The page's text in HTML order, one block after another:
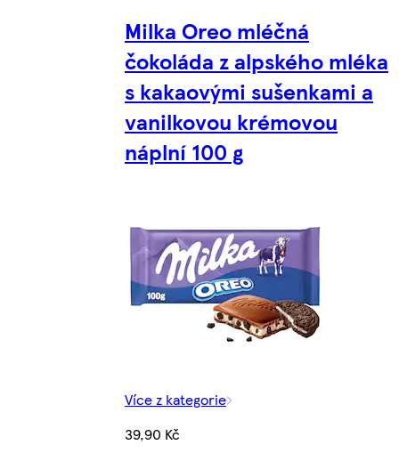
Milka Oreo mléčná
čokoláda z alpského mléka
s kakaovými sušenkami a
vanilkovou krémovou
náplní 100 g
Více z kategorie
39,90 Kč